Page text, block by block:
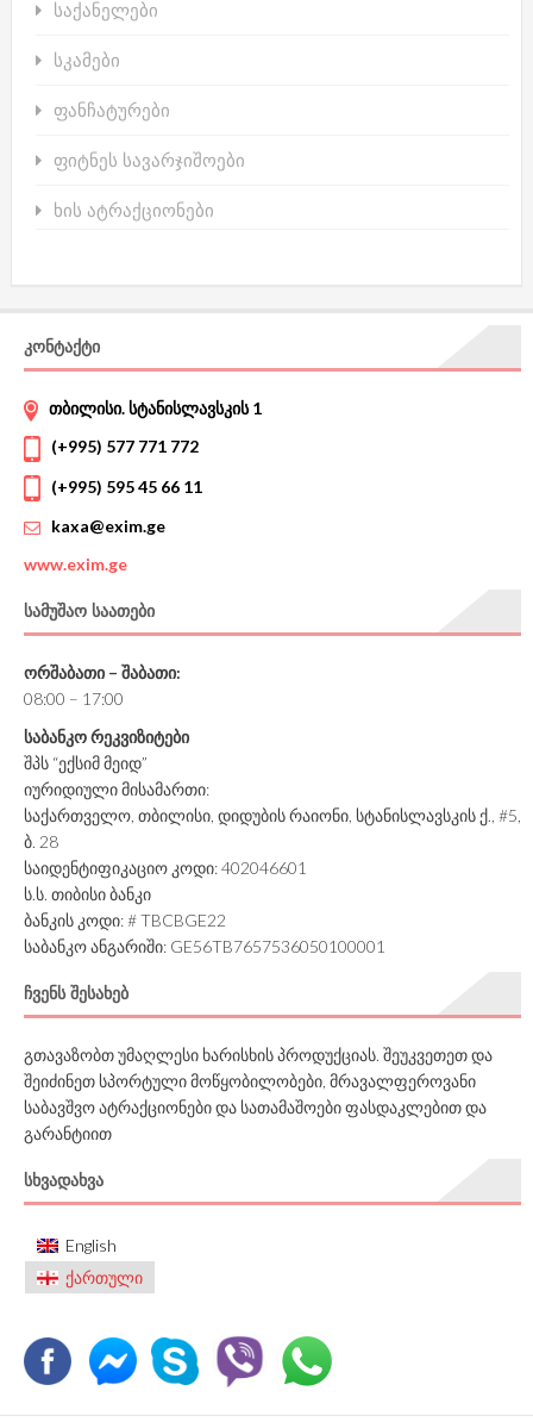
საქანელები
სკამები
ფანჩატურები
ფიტნეს სავარჯიშოები
ხის ატრაქციონები
ᲙᲝᲜᲢᲐᲥᲢᲘ
თბილისი. სტანისლავსკის 1
(+995) 577 771 772
(+995) 595 45 66 11
kaxa@exim.ge
www.exim.ge
ᲡᲐᲛᲣᲨᲐᲝ ᲡᲐᲐᲗᲔᲑᲘ
ორშაბათი – შაბათი:
08:00 – 17:00
საბანკო რეკვიზიტები
შპს “ექსიმ მეიდ”
იურიდიული მისამართი:
საქართველო, თბილისი, დიდუბის რაიონი, სტანისლავსკის ქ., #5,
ბ. 28
საიდენტიფიკაციო კოდი: 402046601
ს.ს. თიბისი ბანკი
ბანკის კოდი: # TBCBGE22
საბანკო ანგარიში: GE56TB7657536050100001
ᲩᲕᲔᲜᲡ ᲨᲔᲡᲐᲮᲔᲑ
გთავაზობთ უმაღლესი ხარისხის პროდუქციას. შეუკვეთეთ და
შეიძინეთ სპორტული მოწყობილობები, მრავალფეროვანი
საბავშვო ატრაქციონები და სათამაშოები ფასდაკლებით და
გარანტიით
ᲡᲮᲕᲐᲓᲐᲮᲕᲐ
English
ქართული